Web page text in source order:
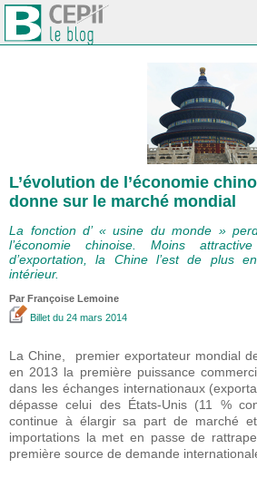
L’évolution de l’économie
donne sur le marché mondial
La fonction d’ « usine du monde »
l’économie chinoise. Moins
d’exportation, la Chine l’est de plus
intérieur.
Par Françoise Lemoine
Billet du 24 mars 2014
La Chine, premier exportateur mondial
en 2013 la première puissance
dans les échanges internationaux
dépasse celui des États-Unis (11 %
continue à élargir sa part de marché
importations la met en passe de
première source de demande